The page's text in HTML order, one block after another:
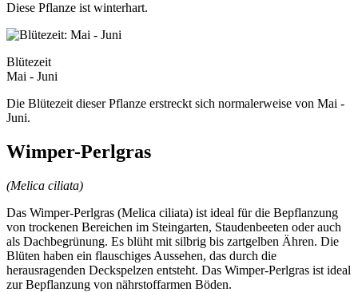
Diese Pflanze ist winterhart.
Blütezeit
Mai - Juni
Die Blütezeit dieser Pflanze erstreckt sich normalerweise von Mai -
Juni.
Wimper-Perlgras
(Melica ciliata)
Das Wimper-Perlgras (Melica ciliata) ist ideal für die Bepflanzung
von trockenen Bereichen im Steingarten, Staudenbeeten oder auch
als Dachbegrünung. Es blüht mit silbrig bis zartgelben Ähren. Die
Blüten haben ein flauschiges Aussehen, das durch die
herausragenden Deckspelzen entsteht. Das Wimper-Perlgras ist ideal
zur Bepflanzung von nährstoffarmen Böden.